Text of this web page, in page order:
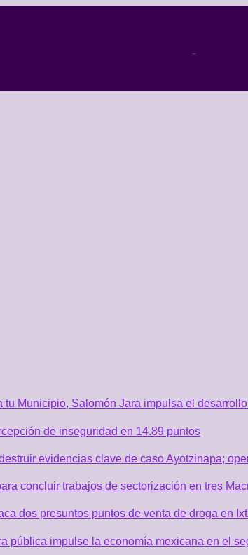
tu Municipio, Salomón Jara impulsa el
de inseguridad en 14.89 puntos
evidencias clave de caso Ayotzinapa;
concluir trabajos de sectorización en tres
dos presuntos puntos de venta de droga en
pública impulse la economía mexicana en el